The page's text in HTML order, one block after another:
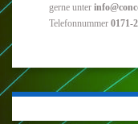
gerne unter
Telefonnummer0171-